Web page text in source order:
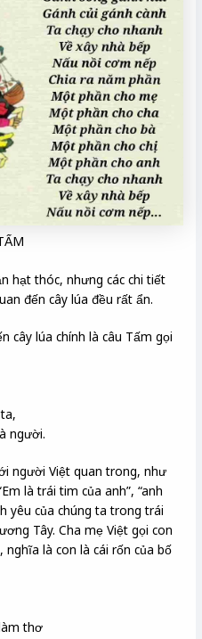
hạt thóc, nhưng các chi tiết
đến cây lúa đều rất ẩn.
cây lúa chính là câu Tấm gọi
người.
người Việt quan trong, như
là trái tim của anh”, “anh
yêu của chúng ta trong trái
Tây. Cha mẹ Việt gọi con
là con là cái rốn của bố
thơ